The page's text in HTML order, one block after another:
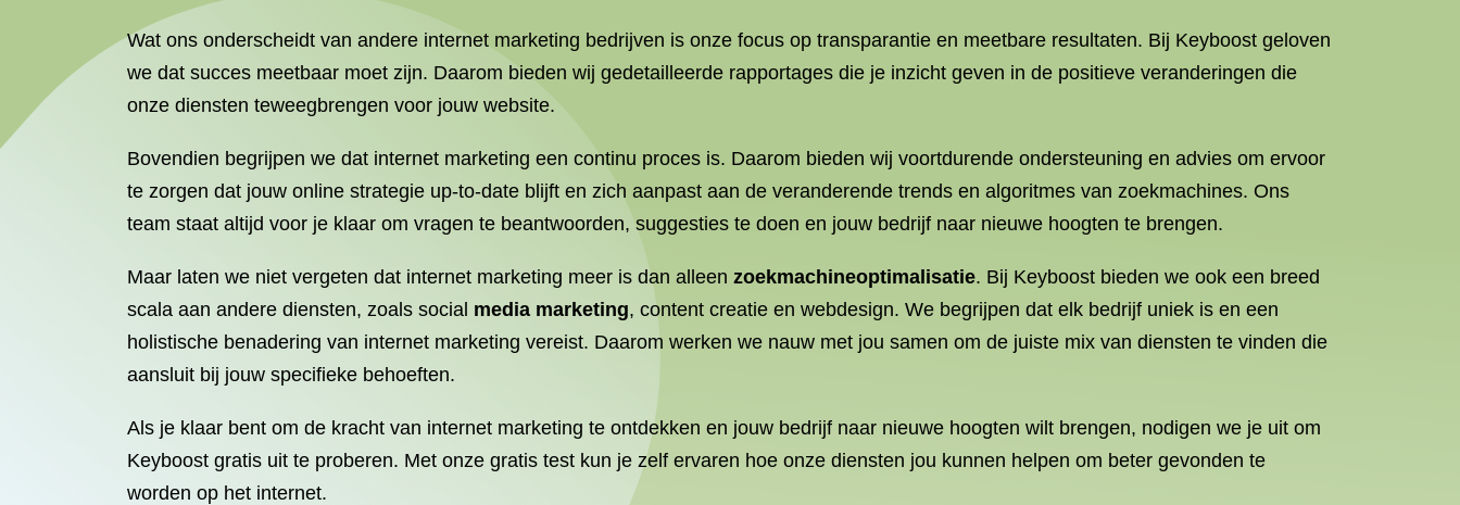
Wat ons onderscheidt van andere internet marketing bedrijven is onze focus op transparantie en meetbare resultaten. Bij Keyboost geloven
we dat succes meetbaar moet zijn. Daarom bieden wij gedetailleerde rapportages die je inzicht geven in de positieve veranderingen die
onze diensten teweegbrengen voor jouw website.
Bovendien begrijpen we dat internet marketing een continu proces is. Daarom bieden wij voortdurende ondersteuning en advies om ervoor
te zorgen dat jouw online strategie up-to-date blijft en zich aanpast aan de veranderende trends en algoritmes van zoekmachines. Ons
team staat altijd voor je klaar om vragen te beantwoorden, suggesties te doen en jouw bedrijf naar nieuwe hoogten te brengen.
Maar laten we niet vergeten dat internet marketing meer is dan alleen zoekmachineoptimalisatie. Bij Keyboost bieden we ook een breed
scala aan andere diensten, zoals social media marketing, content creatie en webdesign. We begrijpen dat elk bedrijf uniek is en een
holistische benadering van internet marketing vereist. Daarom werken we nauw met jou samen om de juiste mix van diensten te vinden die
aansluit bij jouw specifieke behoeften.
Als je klaar bent om de kracht van internet marketing te ontdekken en jouw bedrijf naar nieuwe hoogten wilt brengen, nodigen we je uit om
Keyboost gratis uit te proberen. Met onze gratis test kun je zelf ervaren hoe onze diensten jou kunnen helpen om beter gevonden te
worden op het internet.